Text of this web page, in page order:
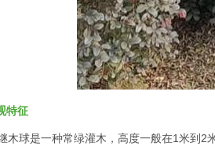
特征
木球是一种常绿灌木，高度一般在1米到2